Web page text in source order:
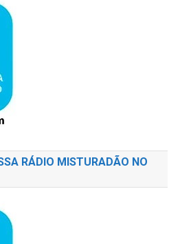
RÁDIO MISTURADÃO NO